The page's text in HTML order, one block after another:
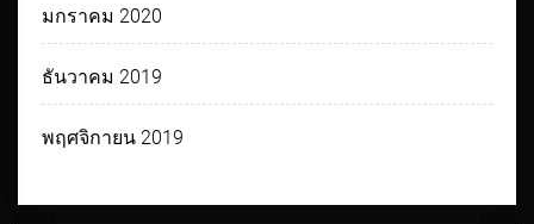
มกราคม 2020
ธันวาคม 2019
พฤศจิกายน 2019